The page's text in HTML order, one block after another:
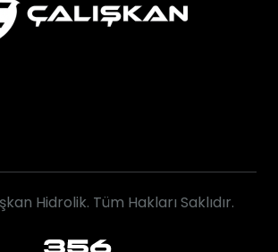
Hidrolik. Tüm Hakları Saklıdır.